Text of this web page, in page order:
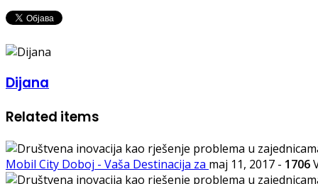
Dijana
Related items
Mobil City Doboj - Vaša Destinacija za maj 11, 2017 - 1706